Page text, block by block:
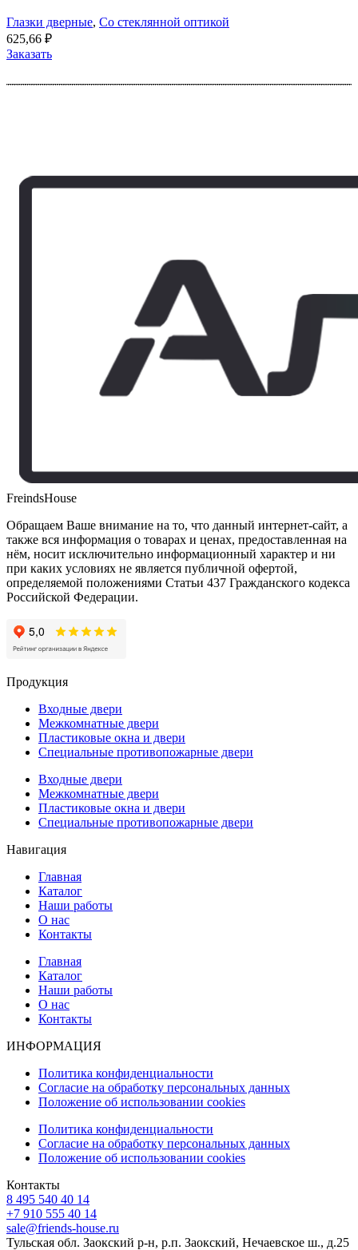
Глазки дверные, Со стеклянной оптикой
625,66 ₽
Заказать
FreindsHouse
Обращаем Ваше внимание на то, что данный интернет-сайт, а
также вся информация о товарах и ценах, предоставленная на
нём, носит исключительно информационный характер и ни
при каких условиях не является публичной офертой,
определяемой положениями Статьи 437 Гражданского кодекса
Российской Федерации.
Продукция
Входные двери
Межкомнатные двери
Пластиковые окна и двери
Специальные противопожарные двери
Входные двери
Межкомнатные двери
Пластиковые окна и двери
Специальные противопожарные двери
Навигация
Главная
Каталог
Наши работы
О нас
Контакты
Главная
Каталог
Наши работы
О нас
Контакты
ИНФОРМАЦИЯ
Политика конфиденциальности
Согласие на обработку персональных данных
Положение об использовании cookies
Политика конфиденциальности
Согласие на обработку персональных данных
Положение об использовании cookies
Контакты
8 495 540 40 14
+7 910 555 40 14
sale@friends-house.ru
Тульская обл. Заокский р-н, р.п. Заокский, Нечаевское ш., д.25